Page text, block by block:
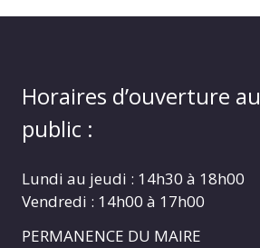
Horaires d’ouverture au
public :
Lundi au jeudi : 14h30 à 18h00
Vendredi : 14h00 à 17h00
PERMANENCE DU MAIRE